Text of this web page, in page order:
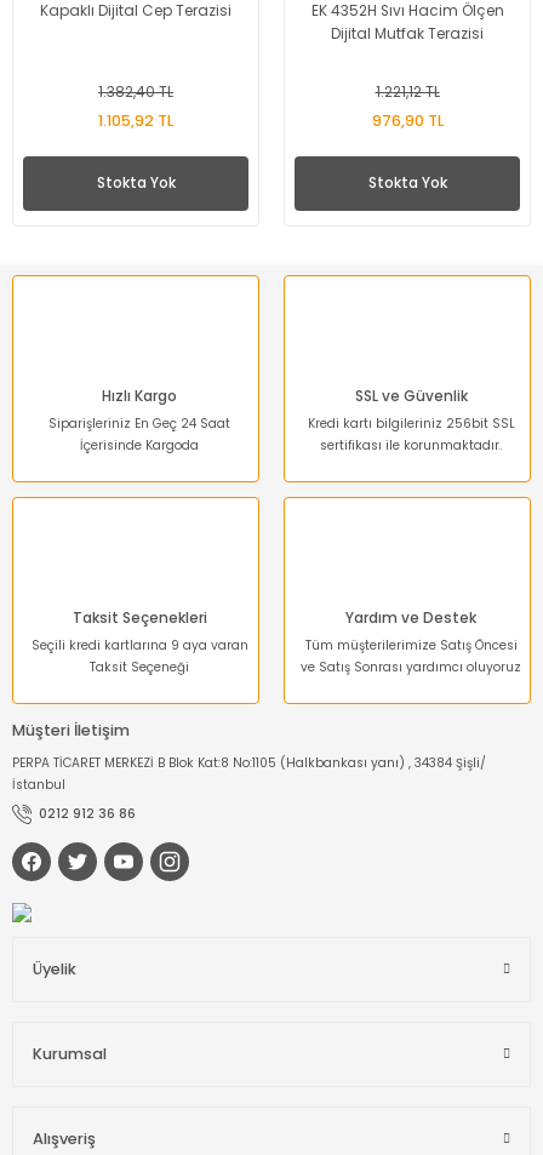
Kapaklı Dijital Cep Terazisi
1.382,40 TL
1.105,92 TL
Stokta Yok
EK 4352H Sıvı Hacim Ölçen
Dijital Mutfak Terazisi
1.221,12 TL
976,90 TL
Stokta Yok
Hızlı Kargo
Siparişleriniz En Geç 24 Saat
İçerisinde Kargoda
SSL ve Güvenlik
Kredi kartı bilgileriniz 256bit SSL
sertifikası ile korunmaktadır.
Taksit Seçenekleri
Seçili kredi kartlarına 9 aya varan
Taksit Seçeneği
Yardım ve Destek
Tüm müşterilerimize Satış Öncesi
ve Satış Sonrası yardımcı oluyoruz
Müşteri İletişim
PERPA TİCARET MERKEZİ B Blok Kat:8 No:1105 (Halkbankası yanı) , 34384 Şişli/
İstanbul
0212 912 36 86
Üyelik
Kurumsal
Alışveriş